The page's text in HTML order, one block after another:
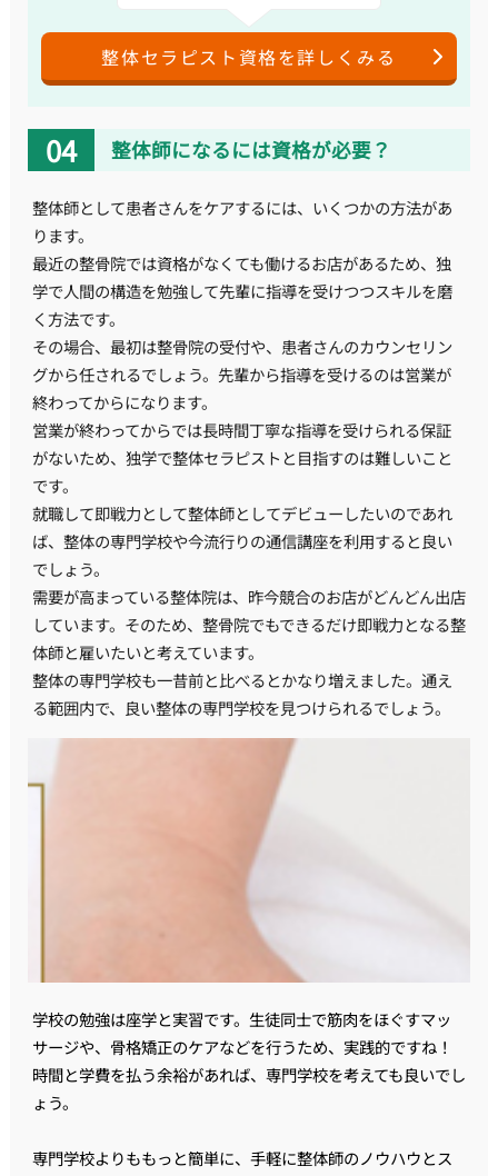
整体セラピスト資格を詳しくみる
整体師になるには資格が必要？
整体師として患者さんをケアするには、いくつかの方法があ
ります。
最近の整骨院では資格がなくても働けるお店があるため、独
学で人間の構造を勉強して先輩に指導を受けつつスキルを磨
く方法です。
その場合、最初は整骨院の受付や、患者さんのカウンセリン
グから任されるでしょう。先輩から指導を受けるのは営業が
終わってからになります。
営業が終わってからでは長時間丁寧な指導を受けられる保証
がないため、独学で整体セラピストと目指すのは難しいこと
です。
就職して即戦力として整体師としてデビューしたいのであれ
ば、整体の専門学校や今流行りの通信講座を利用すると良い
でしょう。
需要が高まっている整体院は、昨今競合のお店がどんどん出店
しています。そのため、整骨院でもできるだけ即戦力となる整
体師と雇いたいと考えています。
整体の専門学校も一昔前と比べるとかなり増えました。通え
る範囲内で、良い整体の専門学校を見つけられるでしょう。
学校の勉強は座学と実習です。生徒同士で筋肉をほぐすマッ
サージや、骨格矯正のケアなどを行うため、実践的ですね！
時間と学費を払う余裕があれば、専門学校を考えても良いでし
ょう。
専門学校よりももっと簡単に、手軽に整体師のノウハウとス